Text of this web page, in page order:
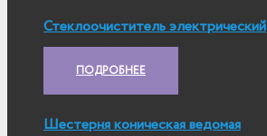
Стеклоочиститель электрический
Артикул: 21.50.249-2
ПОДРОБНЕЕ
Шестерня коническая ведомая